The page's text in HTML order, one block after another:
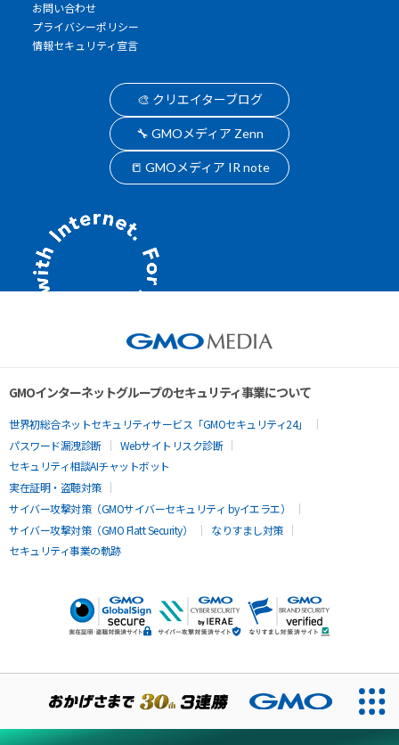
お問い合わせ
プライバシーポリシー
情報セキュリティ宣言
🎨 クリエイターブログ
🔧 GMOメディア Zenn
📒 GMOメディア IR note
GMOインターネットグループのセキュリティ事業について
世界初総合ネットセキュリティサービス「GMOセキュリティ24」
パスワード漏洩診断
Webサイトリスク診断
セキュリティ相談AIチャットボット
実在証明・盗聴対策
サイバー攻撃対策（GMOサイバーセキュリティ byイエラエ）
サイバー攻撃対策（GMO Flatt Security）
なりすまし対策
セキュリティ事業の軌跡